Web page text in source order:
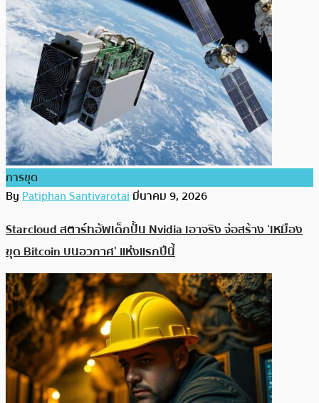
การขุด
ByPatiphan Santivarotaiมีนาคม 9, 2026
Starcloud สตาร์ทอัพเด็กปั้น Nvidia เอาจริง จ่อสร้าง ‘เหมือง
ขุด Bitcoin บนอวกาศ’ แห่งแรกปีนี้